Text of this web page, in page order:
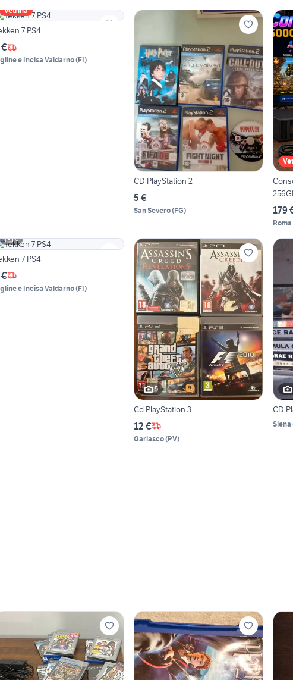
Vetrina
7 PS4
e Incisa Valdarno(FI)
CD PlayStation 2
5 €
San Severo(FG) 179
Roma
6
7 PS4
e Incisa Valdarno(FI)
5
Cd PlayStation 3
12 €
Garlasco(PV)
CD
Siena